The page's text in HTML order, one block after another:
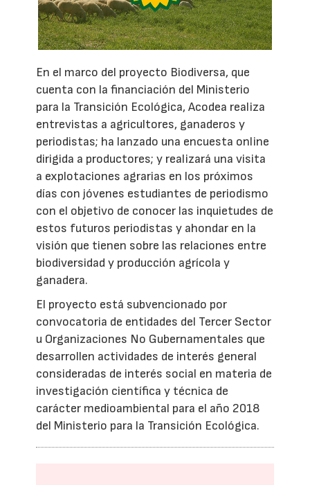
En el marco del proyecto Biodiversa, que
cuenta con la financiación del Ministerio
para la Transición Ecológica, Acodea realiza
entrevistas a agricultores, ganaderos y
periodistas; ha lanzado una encuesta online
dirigida a productores; y realizará una visita
a explotaciones agrarias en los próximos
días con jóvenes estudiantes de periodismo
con el objetivo de conocer las inquietudes de
estos futuros periodistas y ahondar en la
visión que tienen sobre las relaciones entre
biodiversidad y producción agrícola y
ganadera.
El proyecto está subvencionado por
convocatoria de entidades del Tercer Sector
u Organizaciones No Gubernamentales que
desarrollen actividades de interés general
consideradas de interés social en materia de
investigación científica y técnica de
carácter medioambiental para el año 2018
del Ministerio para la Transición Ecológica.